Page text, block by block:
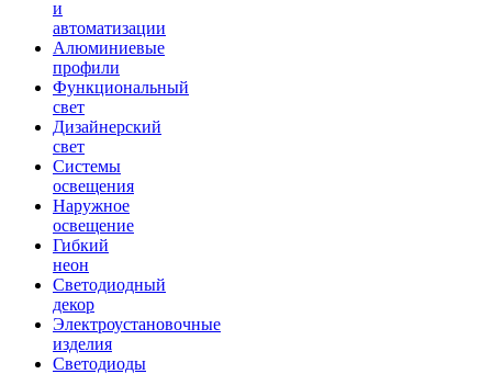
и
автоматизации
Алюминиевые
профили
Функциональный
свет
Дизайнерский
свет
Системы
освещения
Наружное
освещение
Гибкий
неон
Светодиодный
декор
Электроустановочные
изделия
Светодиоды